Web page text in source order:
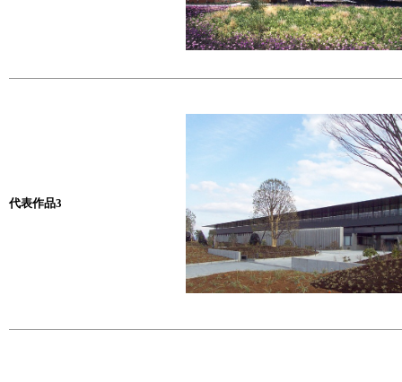
代表作品3